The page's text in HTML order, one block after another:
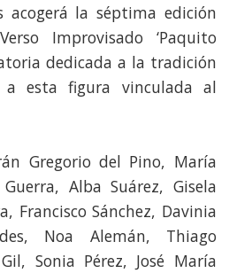
acogerá la séptima edición
Improvisado ‘Paquito
dedicada a la tradición
esta figura vinculada al
Gregorio del Pino, María
Alba Suárez, Gisela
Francisco Sánchez, Davinia
Noa Alemán, Thiago
Sonia Pérez, José María